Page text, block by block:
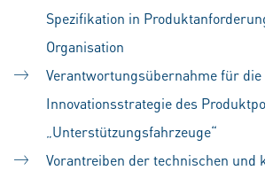
Spezifikation in
Organisation
Verantwortungsübernahme für die
Innovationsstrategie des
„Unterstützungsfahrzeuge“
Vorantreiben der technischen und